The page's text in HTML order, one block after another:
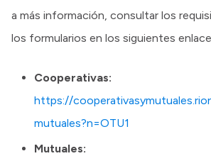
a más información, consultar los
los formularios en los siguientes
Cooperativas:
https://
mutuales?n=OTU1
Mutuales: